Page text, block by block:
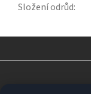
Složení odrůd: